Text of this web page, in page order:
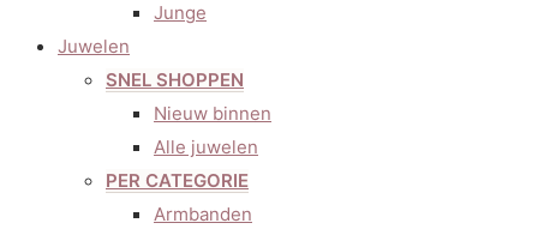
Junge
Juwelen
SNEL SHOPPEN
Nieuw binnen
Alle juwelen
PER CATEGORIE
Armbanden